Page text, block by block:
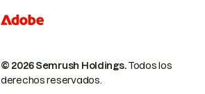
© 2026 Semrush Holdings.Todos los
derechos reservados.